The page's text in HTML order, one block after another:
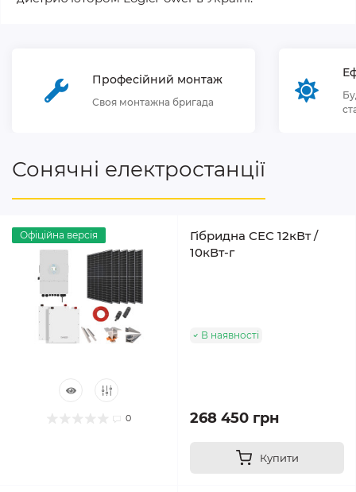
Професійний монтаж
Своя монтажна бригада
Сонячні електростанції
Офіційна версія
0
Гібридна СЕС 12кВт /
10кВт-г
В наявності
268 450 грн
Купити